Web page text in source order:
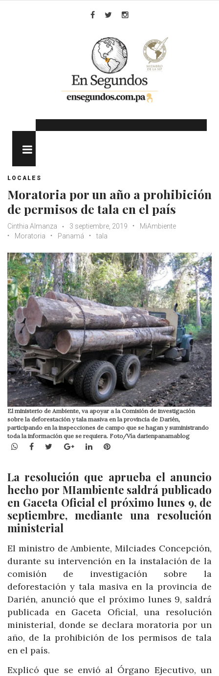
LOCALES
Moratoria por un año a prohibición
de permisos de tala en el país
Cinthia Almanza 3 septiembre, 2019
MiAmbiente
Moratoria
Panamá tala
El ministerio de Ambiente, va apoyar a la Comisión de investigación
sobre la deforestación y tala masiva en la provincia de Darién,
participando en la inspecciones de campo que se hagan y suministrando
toda la información que se requiera. Foto/Vía darienpanamablog
WhatsApp
Facebook
TwitterGoogle+LinkedInPinterest
La resolución que aprueba el anuncio
hecho por MIambiente saldrá publicado
en Gaceta Oficial el próximo lunes 9, de
septiembre, mediante una resolución
ministerial
El ministro de Ambiente, Milciades Concepción,
durante su intervención en la instalación de la
comisión de investigación sobre la
deforestación y tala masiva en la provincia de
Darién, anunció que el próximo lunes 9, saldrá
publicada en Gaceta Oficial, una resolución
ministerial, donde se declara moratoria por un
año, de la prohibición de los permisos de tala
en el país.
Explicó que se envió al Órgano Ejecutivo, un